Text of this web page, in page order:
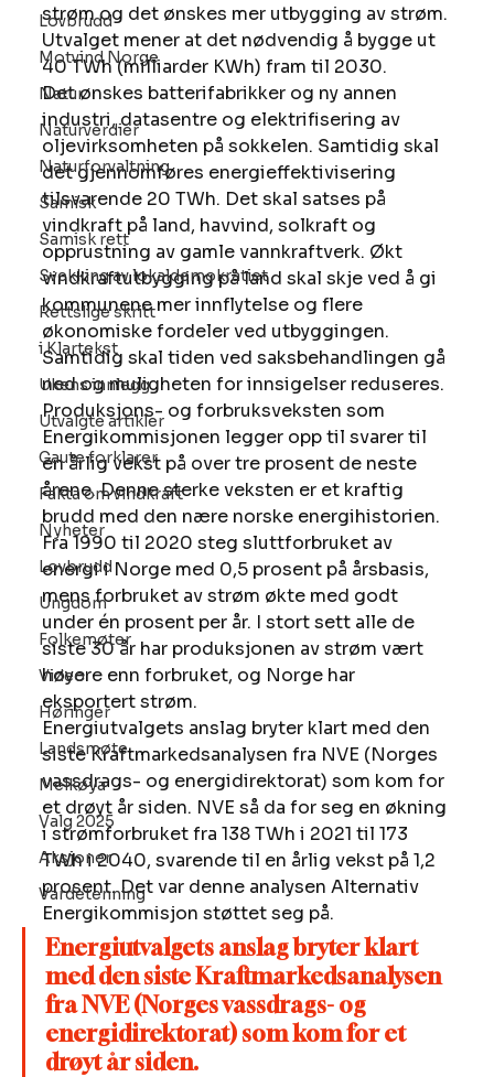
Lovbrudd
Motvind Norge
Natur
Naturverdier
Naturforvaltning
Samisk
Samisk rett
Svekking av lokaldemokratiet
Rettslige skritt
i Klartekst
Ukens innlegg
Utvalgte artikler
Gaute forklarer
Fakta om vindkraft
Nyheter
Lovbrudd
Ungdom
Folkemøter
Video
Høringer
Landsmøte
Melkøya
Valg 2025
Aksjoner
Vardetenning
strøm og det ønskes mer utbygging av strøm.
Utvalget mener at det nødvendig å bygge ut
40 TWh (milliarder KWh) fram til 2030.
Det ønskes batterifabrikker og ny annen
industri, datasentre og elektrifisering av
oljevirksomheten på sokkelen. Samtidig skal
det gjennomføres energieffektivisering
tilsvarende 20 TWh. Det skal satses på
vindkraft på land, havvind, solkraft og
opprustning av gamle vannkraftverk. Økt
vindkraftutbygging på land skal skje ved å gi
kommunene mer innflytelse og flere
økonomiske fordeler ved utbyggingen.
Samtidig skal tiden ved saksbehandlingen gå
ned og muligheten for innsigelser reduseres.
Produksjons- og forbruksveksten som
Energikommisjonen legger opp til svarer til
en årlig vekst på over tre prosent de neste
årene. Denne sterke veksten er et kraftig
brudd med den nære norske energihistorien.
Fra 1990 til 2020 steg sluttforbruket av
energi i Norge med 0,5 prosent på årsbasis,
mens forbruket av strøm økte med godt
under én prosent per år. I stort sett alle de
siste 30 år har produksjonen av strøm vært
høyere enn forbruket, og Norge har
eksportert strøm.
Energiutvalgets anslag bryter klart med den
siste Kraftmarkedsanalysen fra NVE (Norges
vassdrags- og energidirektorat) som kom for
et drøyt år siden. NVE så da for seg en økning
i strømforbruket fra 138 TWh i 2021 til 173
TWh i 2040, svarende til en årlig vekst på 1,2
prosent. Det var denne analysen Alternativ
Energikommisjon støttet seg på.
Energiutvalgets anslag bryter klart
med den siste Kraftmarkedsanalysen
fra NVE (Norges vassdrags- og
energidirektorat) som kom for et
drøyt år siden.